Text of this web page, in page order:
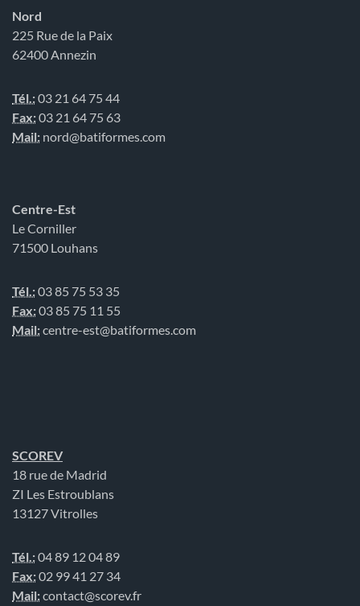
Nord
225 Rue de la Paix
62400 Annezin
Tél.:03 21 64 75 44
Fax:03 21 64 75 63
Mail: nord@batiformes.com
Centre-Est
Le Corniller
71500 Louhans
Tél.:03 85 75 53 35
Fax:03 85 75 11 55
Mail:centre-est@batiformes.com
SCOREV
18 rue de Madrid
ZI Les Estroublans
13127 Vitrolles
Tél.:04 89 12 04 89
Fax:02 99 41 27 34
Mail:contact@scorev.fr